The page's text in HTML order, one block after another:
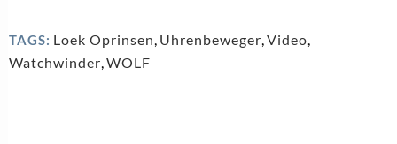
TAGS: Loek Oprinsen Uhrenbeweger Video
Watchwinder WOLF